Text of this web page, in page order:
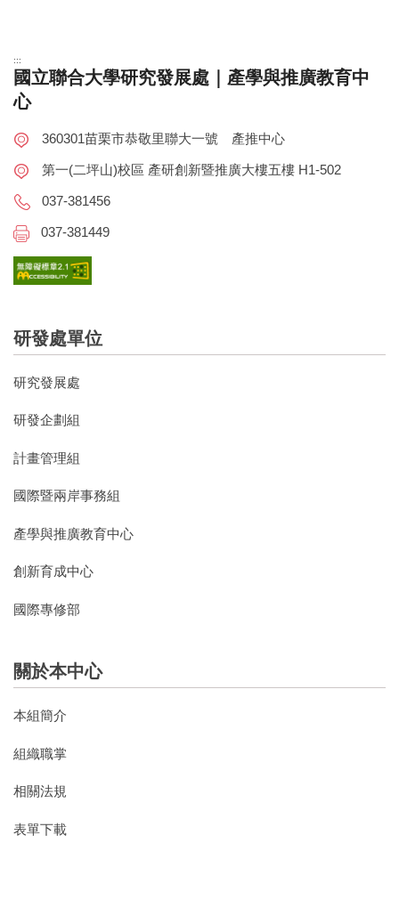
:::
國立聯合大學研究發展處｜產學與推廣教育中
心
360301苗栗市恭敬里聯大一號 產推中心
第一(二坪山)校區 產研創新暨推廣大樓五樓 H1-502
037-381456
037-381449
研發處單位
研究發展處
研發企劃組
計畫管理組
國際暨兩岸事務組
產學與推廣教育中心
創新育成中心
國際專修部
關於本中心
本組簡介
組織職掌
相關法規
表單下載